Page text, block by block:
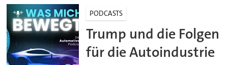
PODCASTS
Trump und die Folgen
für die Autoindustrie